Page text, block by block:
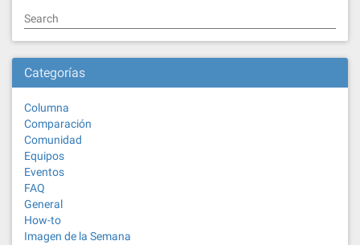
Search
Categorías
Columna
Comparación
Comunidad
Equipos
Eventos
FAQ
General
How-to
Imagen de la Semana